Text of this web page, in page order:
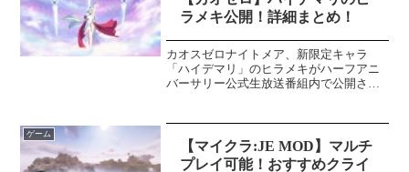
ラメキ公開！詳細まとめ！
カオスゼロナイトメア、新限定キャラ
「ハイデマリ」のヒラメキがハーフアニ
バーサリー公式生放送番組内で公開され
内で公開された引換コードについても紹
介していきます！※ダメージ...
ゲーム
【マイクラ:JE MOD】マルチ
プレイ可能！おすすめクライ